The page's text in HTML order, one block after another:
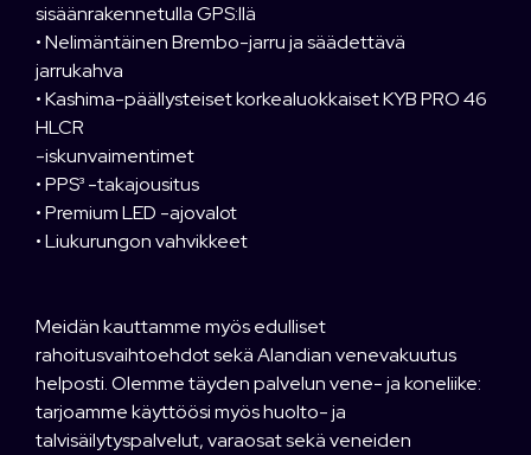
sisäänrakennetulla GPS:llä
• Nelimäntäinen Brembo-jarru ja säädettävä
jarrukahva
• Kashima-päällysteiset korkealuokkaiset KYB PRO 46
HLCR
-iskunvaimentimet
• PPS³ -takajousitus
• Premium LED -ajovalot
• Liukurungon vahvikkeet
Meidän kauttamme myös edulliset
rahoitusvaihtoehdot sekä Alandian venevakuutus
helposti. Olemme täyden palvelun vene- ja koneliike:
tarjoamme käyttöösi myös huolto- ja
talvisäilytyspalvelut, varaosat sekä veneiden